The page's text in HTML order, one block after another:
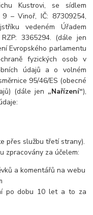
Kustrovi, se sídlem
– Vinoř, IČ: 87309254,
vedeném Úřadem
3365294. (dále jen
Evropského parlamentu
fyzických osob v
údajů a o volném
95/46/ES (obecné
(dále jen „Nařízení“),
přes službu třetí strany).
zpracovány za účelem:
a komentářů na webu
po dobu 10 let a to za